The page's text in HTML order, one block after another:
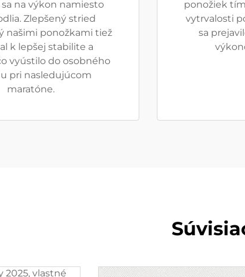
na výkon namiesto
Zlepšený stried
našimi ponožkami tiež
k lepšej stabilite a
vyústilo do osobného
pri nasledujúcom
maratóne.
ponožiek
vytrvalosti
sa